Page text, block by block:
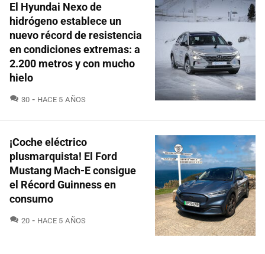
El Hyundai Nexo de
hidrógeno establece un
nuevo récord de resistencia
en condiciones extremas: a
2.200 metros y con mucho
hielo
30 COMENTARIOS
HACE 5 AÑOS
¡Coche eléctrico
plusmarquista! El Ford
Mustang Mach-E consigue
el Récord Guinness en
consumo
20 COMENTARIOS
HACE 5 AÑOS